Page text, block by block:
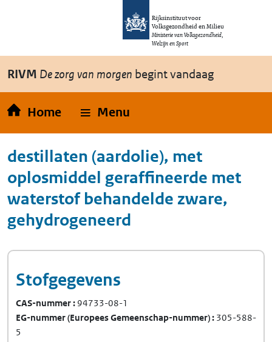
Overslaan en naar de inhoud gaan
Rijksinstituut voor
Volksgezondheid en Milieu
Ministerie van Volksgezondheid,
Welzijn en Sport
RIVM De zorg van morgen begint vandaag
Home Menu
destillaten (aardolie), met
oplosmiddel geraffineerde met
waterstof behandelde zware,
gehydrogeneerd
Stofgegevens
CAS-nummer 94733-08-1
EG-nummer(Europees Gemeenschap-nummer) 305-588-
5